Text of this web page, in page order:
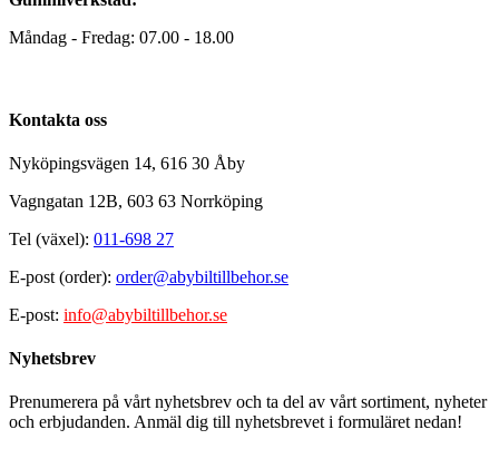
Måndag - Fredag: 07.00 - 18.00
Kontakta oss
Nyköpingsvägen 14, 616 30 Åby
Vagngatan 12B, 603 63 Norrköping
Tel (växel): 011-698 27
E-post (order): order@abybiltillbehor.se
E-post: info@abybiltillbehor.se
Nyhetsbrev
Prenumerera på vårt nyhetsbrev och ta del av vårt sortiment, nyheter
och erbjudanden. Anmäl dig till nyhetsbrevet i formuläret nedan!